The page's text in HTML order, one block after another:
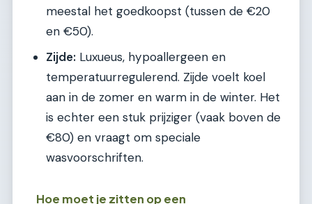
meestal het goedkoopst (tussen de €20
en €50).
Zijde: Luxueus, hypoallergeen en
temperatuurregulerend. Zijde voelt koel
aan in de zomer en warm in de winter. Het
is echter een stuk prijziger (vaak boven de
€80) en vraagt om speciale
wasvoorschriften.
Hoe moet je zitten op een